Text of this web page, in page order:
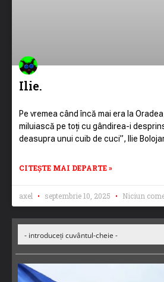
Ilie.
Pe vremea când încă mai era la
miluiască pe toți cu gândirea-i
deasupra unui cuib de cuci”, Ilie
CITEȘTE MAI DEPARTE »
axel septembrie 10, 2025 Niciun